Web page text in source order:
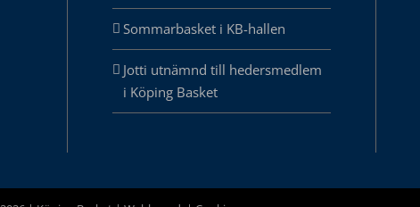
Sommarbasket i KB-hallen
Jotti utnämnd till hedersmedlem
i Köping Basket